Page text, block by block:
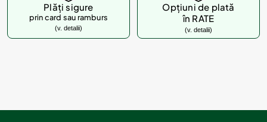
Plăți sigure
prin card sau ramburs
(v. detalii)
Opțiuni de plată
în RATE
(v. detalii)